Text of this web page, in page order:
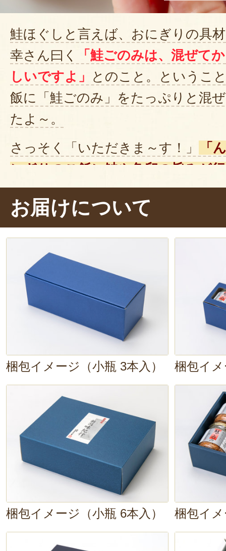
鮭ほぐしと言えば、おにぎりの具
幸さん曰く
「鮭ごのみは、混ぜて
しいですよ」
とのこと。というこ
飯に「鮭ごのみ」をたっぷりと混
たよ～。
さっそく「いただきま～す！」
「
にぎりのご飯に鮭や魚卵の旨みが
プチプチとした食感もアクセント
応え満点ですね～」。
味がしっかりとつくので、冷めて
おにぎりだけで心もお腹も満足で
た～。
お届けについて
梱包イメージ（小瓶 3本入） 梱包イ
梱包イメージ（小瓶 6本入） 梱包イ